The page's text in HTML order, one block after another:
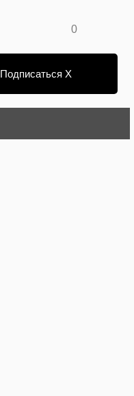
0
Подписаться X